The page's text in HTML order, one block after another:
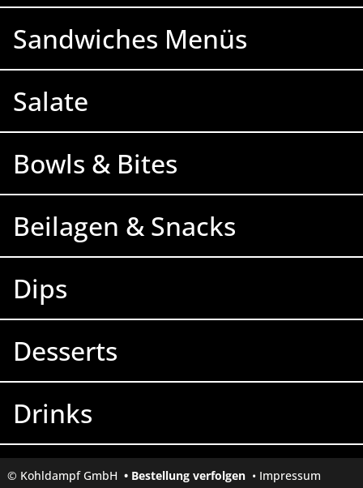
Sandwiches Menüs
Salate
Bowls & Bites
Beilagen & Snacks
Dips
Desserts
Drinks
© Kohldampf GmbH • Bestellung verfolgen • Impressum